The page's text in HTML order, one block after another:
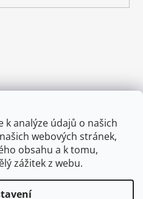
k analýze údajů o našich
webových stránek,
obsahu a k tomu,
zážitek z webu.